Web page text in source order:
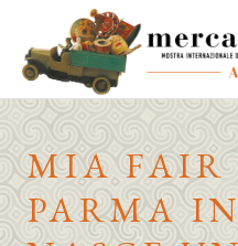
MIA FAIR
PARMA